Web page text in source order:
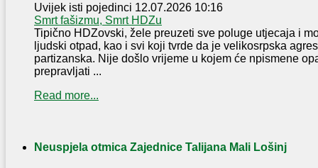
Uvijek isti pojedinci 12.07.2026 10:16
Smrt fašizmu, Smrt HDZu
Tipično HDZovski, žele preuzeti sve poluge utjecaja i
ljudski otpad, kao i svi koji tvrde da je velikosrpska
partizanska. Nije došlo vrijeme u kojem će npismene
prepravljati ...
Read more...
Neuspjela otmica Zajednice Talijana Mali Lošinj